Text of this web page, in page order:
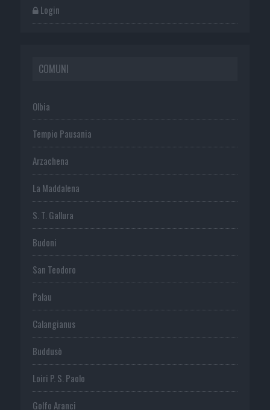
Login
COMUNI
Olbia
Tempio Pausania
Arzachena
La Maddalena
S. T. Gallura
Budoni
San Teodoro
Palau
Calangianus
Buddusò
Loiri P. S. Paolo
Golfo Aranci